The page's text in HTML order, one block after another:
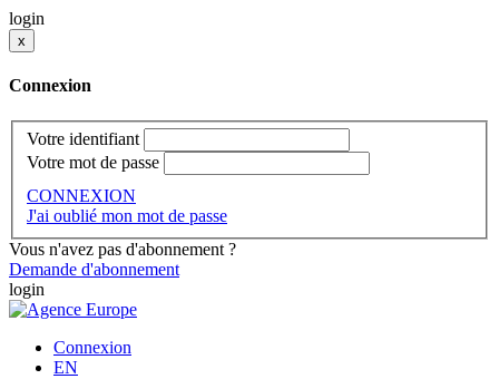
login
x
Connexion
Votre identifiant
Votre mot de passe
CONNEXION
J'ai oublié mon mot de passe
Vous n'avez pas d'abonnement ?
Demande d'abonnement
login
Connexion
EN